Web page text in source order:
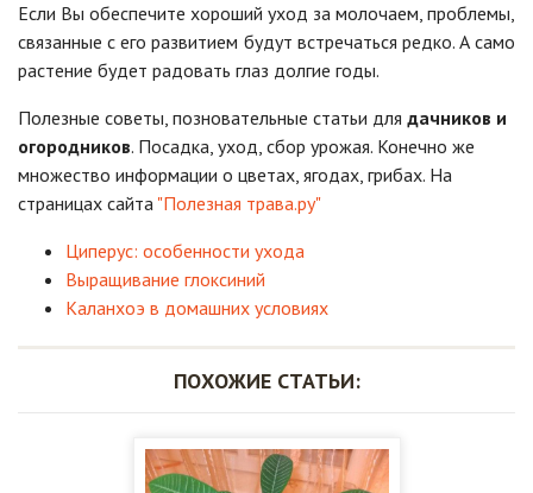
Если Вы обеспечите хороший уход за молочаем, проблемы,
связанные с его развитием будут встречаться редко. А само
растение будет радовать глаз долгие годы.
Полезные советы, позновательные статьи для дачников и
огородников. Посадка, уход, сбор урожая. Конечно же
множество информации о цветах, ягодах, грибах. На
страницах сайта "Полезная трава.ру"
Циперус: особенности ухода
Выращивание глоксиний
Каланхоэ в домашних условиях
ПОХОЖИЕ СТАТЬИ: